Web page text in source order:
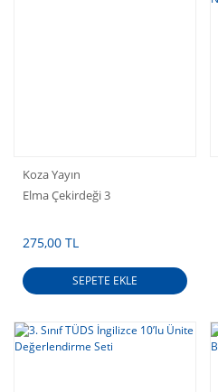
Koza Yayın
Elma Çekirdeği 3
275,00 TL
SEPETE EKLE